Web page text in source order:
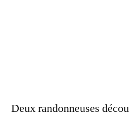
Deux randonneuses